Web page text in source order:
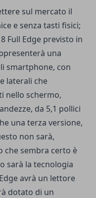
sul mercato il
e senza tasti fisici;
Full Edge previsto in
una
smartphone, con
laterali che
nello schermo,
da 5,1 pollici
una terza versione,
non sarà,
che sembra certo è
sarà la tecnologia
avrà un lettore
dotato di un